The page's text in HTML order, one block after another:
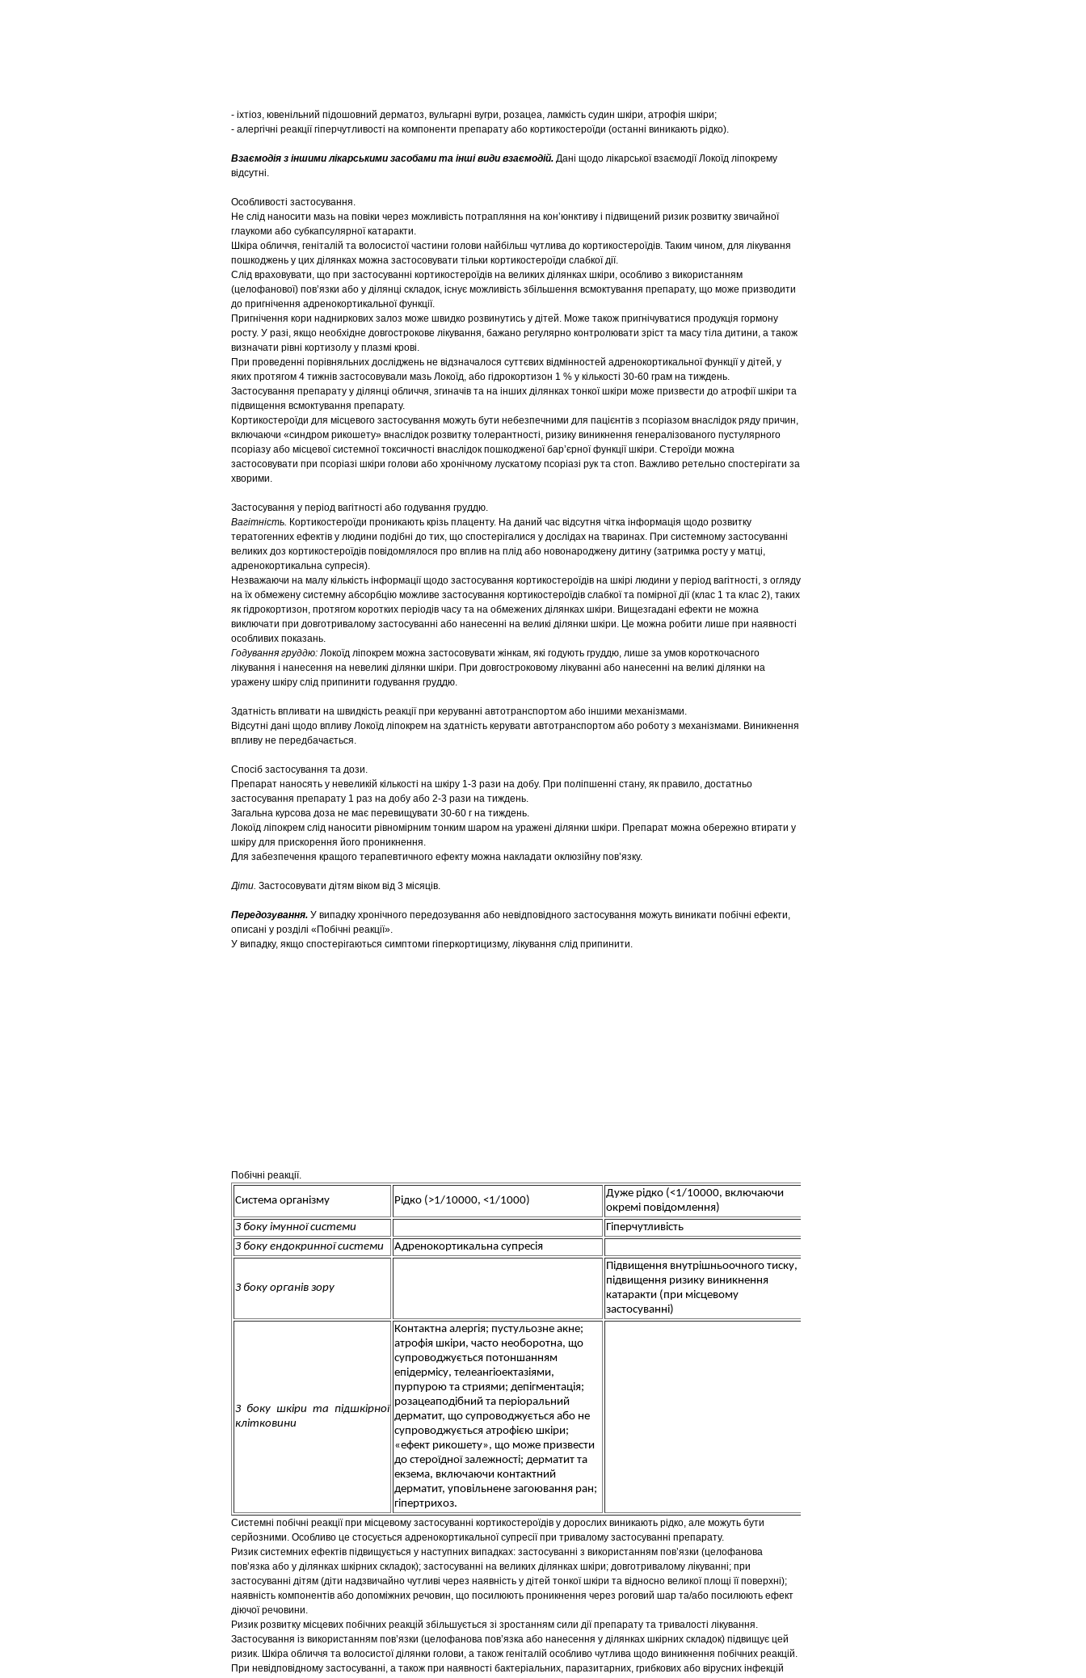
- іхтіоз, ювенільний підошовний дерматоз, вульгарні вугри, розацеа, ламкість судин шкіри, атрофія шкіри;
- алергічні реакції гіперчутливості на компоненти препарату або кортикостероїди (останні виникають рідко).
Взаємодія з іншими лікарськими засобами та інші види взаємодій. Дані щодо лікарської взаємодії Локоїд ліпокрему
відсутні.
Особливості застосування.
Не слід наносити мазь на повіки через можливість потрапляння на кон’юнктиву і підвищений ризик розвитку звичайної
глаукоми або субкапсулярної катаракти.
Шкіра обличчя, геніталій та волосистої частини голови найбільш чутлива до кортикостероїдів. Таким чином, для лікування
пошкоджень у цих ділянках можна застосовувати тільки кортикостероїди слабкої дії.
Слід враховувати, що при застосуванні кортикостероїдів на великих ділянках шкіри, особливо з використанням
(целофанової) пов’язки або у ділянці складок, існує можливість збільшення всмоктування препарату, що може призводити
до пригнічення адренокортикальної функції.
Пригнічення кори надниркових залоз може швидко розвинутись у дітей. Може також пригнічуватися продукція гормону
росту. У разі, якщо необхідне довгострокове лікування, бажано регулярно контролювати зріст та масу тіла дитини, а також
визначати рівні кортизолу у плазмі крові.
При проведенні порівняльних досліджень не відзначалося суттєвих відмінностей адренокортикальної функції у дітей, у
яких протягом 4 тижнів застосовували мазь Локоїд, або гідрокортизон 1 % у кількості 30-60 грам на тиждень.
Застосування препарату у ділянці обличчя, згиначів та на інших ділянках тонкої шкіри може призвести до атрофії шкіри та
підвищення всмоктування препарату.
Кортикостероїди для місцевого застосування можуть бути небезпечними для пацієнтів з псоріазом внаслідок ряду причин,
включаючи «синдром рикошету» внаслідок розвитку толерантності, ризику виникнення генералізованого пустулярного
псоріазу або місцевої системної токсичності внаслідок пошкодженої бар’єрної функції шкіри. Стероїди можна
застосовувати при псоріазі шкіри голови або хронічному лускатому псоріазі рук та стоп. Важливо ретельно спостерігати за
хворими.
Застосування у період вагітності або годування груддю.
Вагітність. Кортикостероїди проникають крізь плаценту. На даний час відсутня чітка інформація щодо розвитку
тератогенних ефектів у людини подібні до тих, що спостерігалися у дослідах на тваринах. При системному застосуванні
великих доз кортикостероїдів повідомлялося про вплив на плід або новонароджену дитину (затримка росту у матці,
адренокортикальна супресія).
Незважаючи на малу кількість інформації щодо застосування кортикостероїдів на шкірі людини у період вагітності, з огляду
на їх обмежену системну абсорбцію можливе застосування кортикостероїдів слабкої та помірної дії (клас 1 та клас 2), таких
як гідрокортизон, протягом коротких періодів часу та на обмежених ділянках шкіри. Вищезгадані ефекти не можна
виключати при довготривалому застосуванні або нанесенні на великі ділянки шкіри. Це можна робити лише при наявності
особливих показань.
Годування груддю: Локоїд ліпокрем можна застосовувати жінкам, які годують груддю, лише за умов короткочасного
лікування і нанесення на невеликі ділянки шкіри. При довгостроковому лікуванні або нанесенні на великі ділянки на
уражену шкіру слід припинити годування груддю.
Здатність впливати на швидкість реакції при керуванні автотранспортом або іншими механізмами.
Відсутні дані щодо впливу Локоїд ліпокрем на здатність керувати автотранспортом або роботу з механізмами. Виникнення
впливу не передбачається.
Спосіб застосування та дози.
Препарат наносять у невеликій кількості на шкіру 1-3 рази на добу. При поліпшенні стану, як правило, достатньо
застосування препарату 1 раз на добу або 2-3 рази на тиждень.
Загальна курсова доза не має перевищувати 30-60 г на тиждень.
Локоїд ліпокрем слід наносити рівномірним тонким шаром на уражені ділянки шкіри. Препарат можна обережно втирати у
шкіру для прискорення його проникнення.
Для забезпечення кращого терапевтичного ефекту можна накладати оклюзійну пов’язку.
Діти. Застосовувати дітям віком від 3 місяців.
Передозування. У випадку хронічного передозування або невідповідного застосування можуть виникати побічні ефекти,
описані у розділі «Побічні реакції».
У випадку, якщо спостерігаються симптоми гіперкортицизму, лікування слід припинити.
Побічні реакції.
Система організму Рідко (>1/10000, <1/1000)
Дуже рідко (<1/10000, включаючи
окремі повідомлення)
З боку імунної системи
Гіперчутливість
З боку ендокринної системи
Адренокортикальна супресія
З боку органів зору
Підвищення внутрішньоочного тиску,
підвищення ризику виникнення
катаракти (при місцевому
застосуванні)
З боку шкіри та підшкірної
клітковини
Контактна алергія; пустульозне акне;
атрофія шкіри, часто необоротна, що
супроводжується потоншанням
епідермісу, телеангіоектазіями,
пурпурою та стриями; депігментація;
розацеаподібний та періоральний
дерматит, що супроводжується або не
супроводжується атрофією шкіри;
«ефект рикошету», що може призвести
до стероїдної залежності; дерматит та
екзема, включаючи контактний
дерматит, уповільнене загоювання ран;
гіпертрихоз.
Системні побічні реакції при місцевому застосуванні кортикостероїдів у дорослих виникають рідко, але можуть бути
серйозними. Особливо це стосується адренокортикальної супресії при тривалому застосуванні препарату.
Ризик системних ефектів підвищується у наступних випадках: застосуванні з використанням пов’язки (целофанова
пов’язка або у ділянках шкірних складок); застосуванні на великих ділянках шкіри; довготривалому лікуванні; при
застосуванні дітям (діти надзвичайно чутливі через наявність у дітей тонкої шкіри та відносно великої площі її поверхні);
наявність компонентів або допоміжних речовин, що посилюють проникнення через роговий шар та/або посилюють ефект
діючої речовини.
Ризик розвитку місцевих побічних реакцій збільшується зі зростанням сили дії препарату та тривалості лікування.
Застосування із використанням пов’язки (целофанова пов’язка або нанесення у ділянках шкірних складок) підвищує цей
ризик. Шкіра обличчя та волосистої ділянки голови, а також геніталій особливо чутлива щодо виникнення побічних реакцій.
При невідповідному застосуванні, а також при наявності бактеріальних, паразитарних, грибкових або вірусних інфекцій